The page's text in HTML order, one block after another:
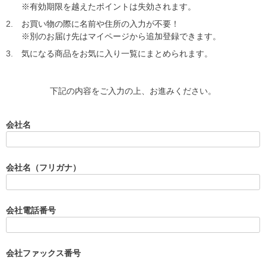
※有効期限を越えたポイントは失効されます。
お買い物の際に名前や住所の入力が不要！
※別のお届け先はマイページから追加登録できます。
気になる商品をお気に入り一覧にまとめられます。
下記の内容をご入力の上、お進みください。
会社名
会社名（フリガナ）
会社電話番号
会社ファックス番号